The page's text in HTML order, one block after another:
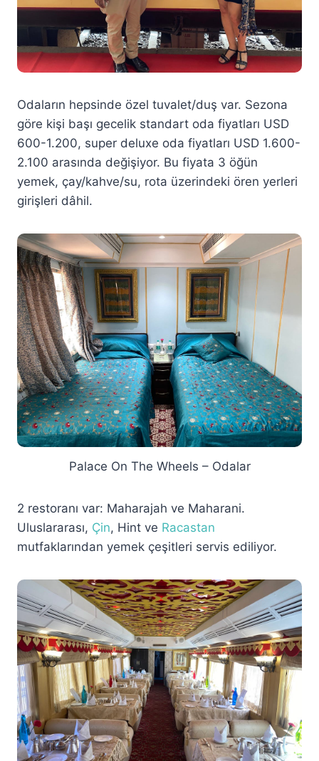
Odaların hepsinde özel tuvalet/duş var. Sezona
göre kişi başı gecelik standart oda fiyatları USD
600-1.200, super deluxe oda fiyatları USD 1.600-
2.100 arasında değişiyor. Bu fiyata 3 öğün
yemek, çay/kahve/su, rota üzerindeki ören yerleri
girişleri dâhil.
Palace On The Wheels – Odalar
2 restoranı var: Maharajah ve Maharani.
Uluslararası, Çin, Hint ve Racastan
mutfaklarından yemek çeşitleri servis ediliyor.